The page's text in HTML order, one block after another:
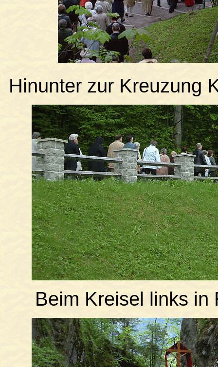
Hinunter zur Kreuzung
Beim Kreisel links in